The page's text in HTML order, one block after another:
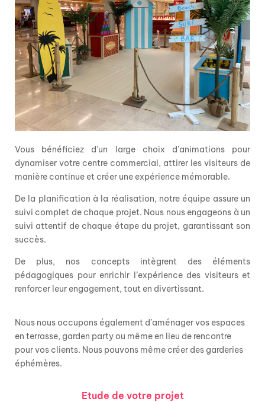
Vous bénéficiez d’un large choix d’animationspour
dynamiser votre centre commercial, attirer les visiteurs de
manière continue et créer une expérience mémorable.
De la planification à la réalisation, notre équipe assure un
suivi complet de chaque projet. Nous nous engageons à un
suivi attentif de chaque étape du projet, garantissant son
succès.
De plus, nos concepts intègrent des éléments
pédagogiques pour enrichir l’expérience des visiteurs et
renforcer leur engagement, tout en divertissant.
Nous nous occupons également d’aménager vos espaces
en terrasse, garden party ou même en lieu de rencontre
pour vos clients. Nous pouvons même créer des garderies
éphémères.
Etude de votre projet